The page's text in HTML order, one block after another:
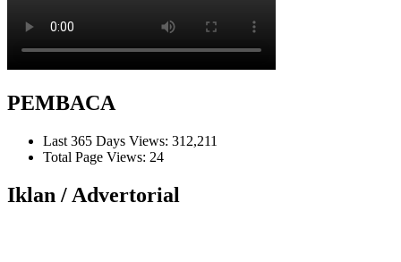
PEMBACA
Last 365 Days Views: 312,211
Total Page Views: 24
Iklan / Advertorial